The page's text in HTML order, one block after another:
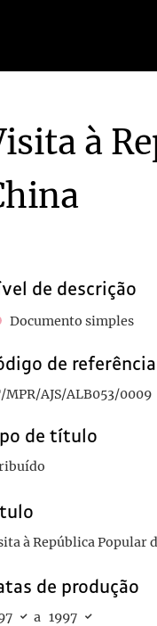
à República Popular da
à
de descrição
Documento simples
de referência
MPR/AJS/ALB053/0009
de título
à República Popular
de produção
a 1997